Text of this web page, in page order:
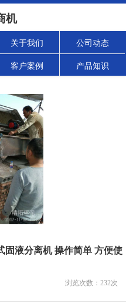
机
关于我们 公司动态
客户案例 产品知识
固液分离机 操作简单 方便使
浏览次数： 232次